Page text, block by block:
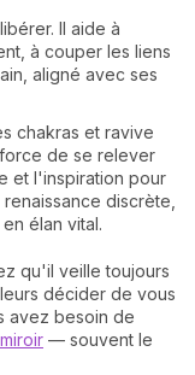
Il aide à
à couper les liens
aligné avec ses
chakras et ravive
de se relever
et l'inspiration pour
discrète,
élan vital.
qu'il veille toujours
décider de vous
avez besoin de
— souvent le